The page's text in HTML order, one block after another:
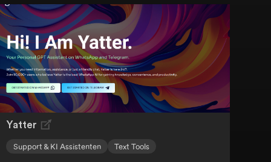
Deine Daten werden sicher aufbewahrt und
nach 10 Minuten automatisch gelöscht.
Yatter
Support & KI Assistenten Text Tools